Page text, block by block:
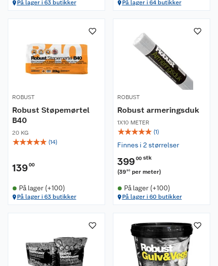
På lager i 63 butikker På lager i 64 butikker
ROBUST
Robust Støpemørtel
B40
20 KG
☆☆☆☆☆ (14)
13900
På lager (+100)
På lager i 63 butikker
ROBUST
Robust armeringsduk
1X10 METER
☆☆☆☆☆ (1)
Finnes i 2 størrelser
39900 stk
(3990 per meter)
På lager (+100)
På lager i 60 butikker